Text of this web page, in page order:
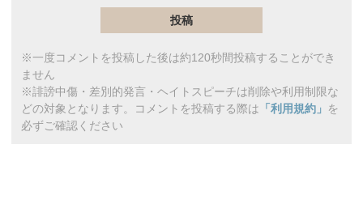
※一度コメントを投稿した後は約120秒間投稿することができ
ません
※誹謗中傷・差別的発言・ヘイトスピーチは削除や利用制限な
どの対象となります。コメントを投稿する際は 「利用規約」 を
必ずご確認ください